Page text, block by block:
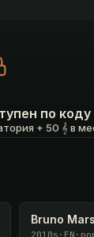
по коду
+ 50 𝄞 в
Bruno Mars
2010s · EN ·